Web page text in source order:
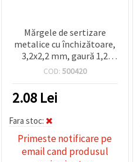
Mărgele de sertizare
metalice cu închizătoare,
3,2x2,2 mm, gaură 1,2
mm, culoare bronz antic –
COD: 500420
2.08 Lei
Fara stoc:
Primeste notificare pe
email cand produsul